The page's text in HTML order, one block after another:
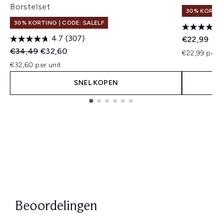
Borstelset
30% KORTING | CODE: SALELF
4.7 (307)
Recommended Retail Price:
€34,49Huidige prijs:
€32,60
€32,60 per unit
SNEL KOPEN
30%
€22,99
€22,99 per